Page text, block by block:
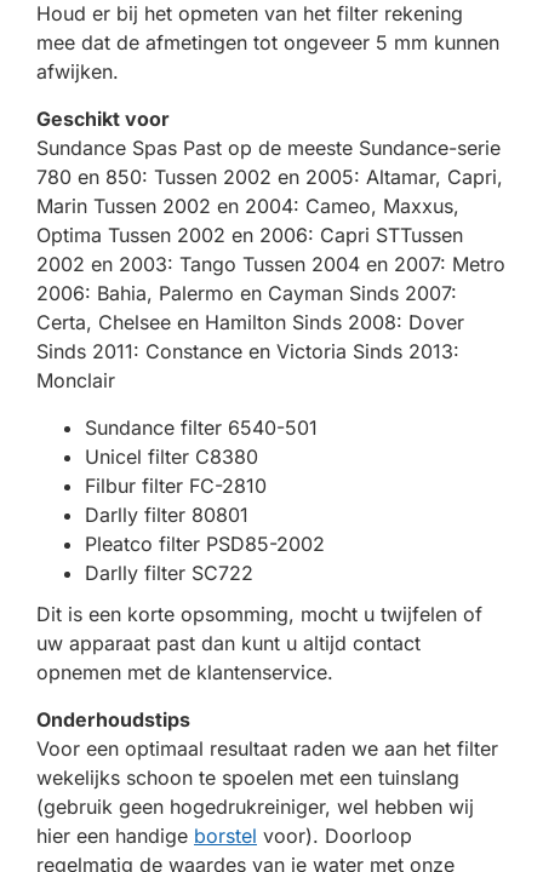
Houd er bij het opmeten van het filter rekening
mee dat de afmetingen tot ongeveer 5 mm kunnen
afwijken.
Geschikt voor
Sundance Spas Past op de meeste Sundance-serie
780 en 850: Tussen 2002 en 2005: Altamar, Capri,
Marin Tussen 2002 en 2004: Cameo, Maxxus,
Optima Tussen 2002 en 2006: Capri STTussen
2002 en 2003: Tango Tussen 2004 en 2007: Metro
2006: Bahia, Palermo en Cayman Sinds 2007:
Certa, Chelsee en Hamilton Sinds 2008: Dover
Sinds 2011: Constance en Victoria Sinds 2013:
Monclair
Sundance filter 6540-501
Unicel filter C8380
Filbur filter FC-2810
Darlly filter 80801
Pleatco filter PSD85-2002
Darlly filter SC722
Dit is een korte opsomming, mocht u twijfelen of
uw apparaat past dan kunt u altijd contact
opnemen met de klantenservice.
Onderhoudstips
Voor een optimaal resultaat raden we aan het filter
wekelijks schoon te spoelen met een tuinslang
(gebruik geen hogedrukreiniger, wel hebben wij
hier een handige borstel voor). Doorloop
regelmatig de waardes van je water met onze